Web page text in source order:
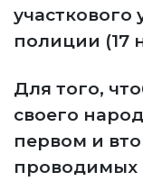
полиции (17
Для того,
своего
первом и
проводимых